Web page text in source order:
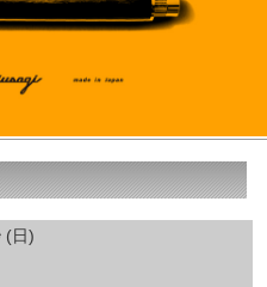
(日)